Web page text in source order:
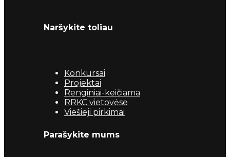
Naršykite toliau
Konkursai
Projektai
Renginiai-keičiama
RRKC vietovėse
Viešieji pirkimai
Parašykite mums